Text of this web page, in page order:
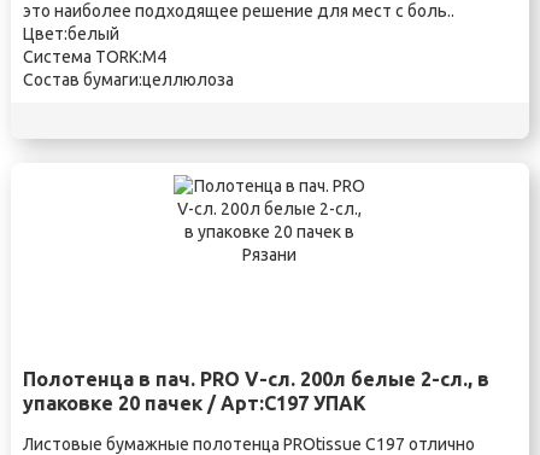
это наиболее подходящее решение для мест с боль..
Цвет:белый
Система TORK:M4
Состав бумаги:целлюлоза
Полотенца в пач. PRO V-сл. 200л белые 2-сл., в
упаковке 20 пачек / Арт:С197 УПАК
Листовые бумажные полотенца PROtissue C197 отлично